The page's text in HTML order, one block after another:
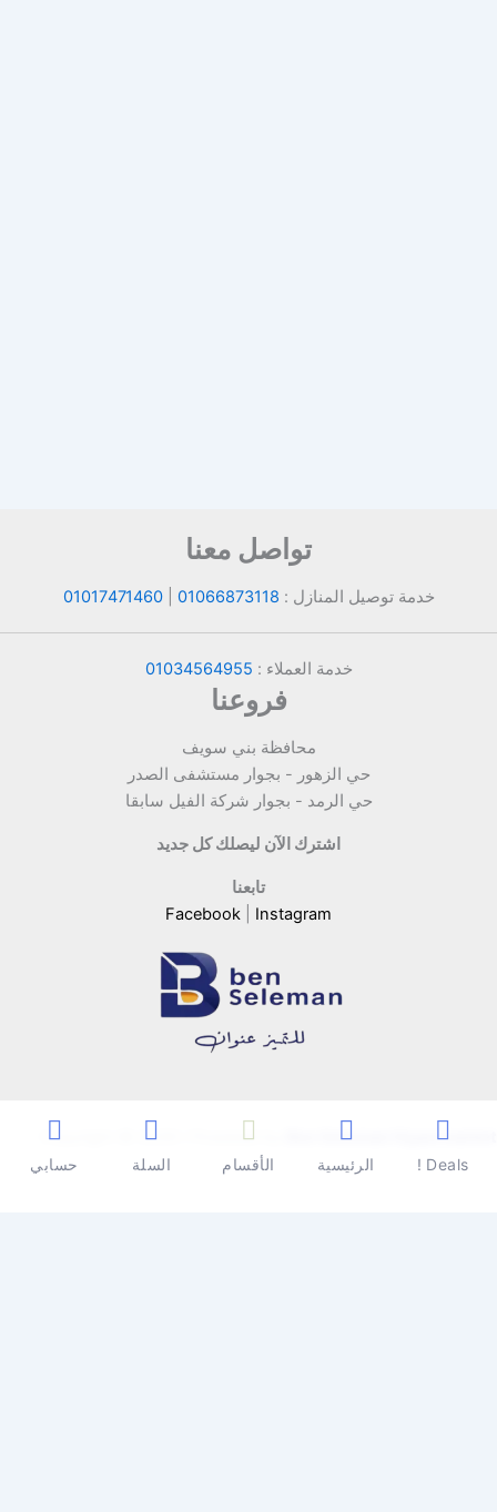
تواصل معنا
خدمة توصيل المنازل : 01066873118
|
01017471460
خدمة العملاء : 01034564955
فروعنا
محافظة بني سويف
حي الزهور - بجوار مستشفى الصدر
حي الرمد - بجوار شركة الفيل سابقا
اشترك الآن ليصلك كل جديد
تابعنا
Facebook
Instagram
Copyright © 2026 | Powered by Ben Seleman Hypermarket
Deals ! الرئيسية الأقسام السلة حسابي